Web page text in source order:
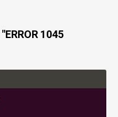
"ERROR 1045